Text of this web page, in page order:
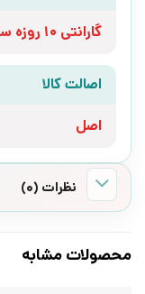
گارانتی 10 روزه سلامت فیزیکی کتاب
اصالت کالا
اصل
نظرات (0)
محصولات مشابه